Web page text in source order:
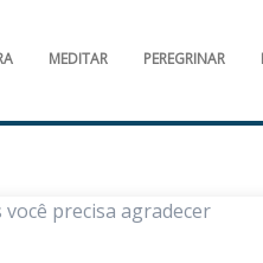
MEDITAR PEREGRINAR